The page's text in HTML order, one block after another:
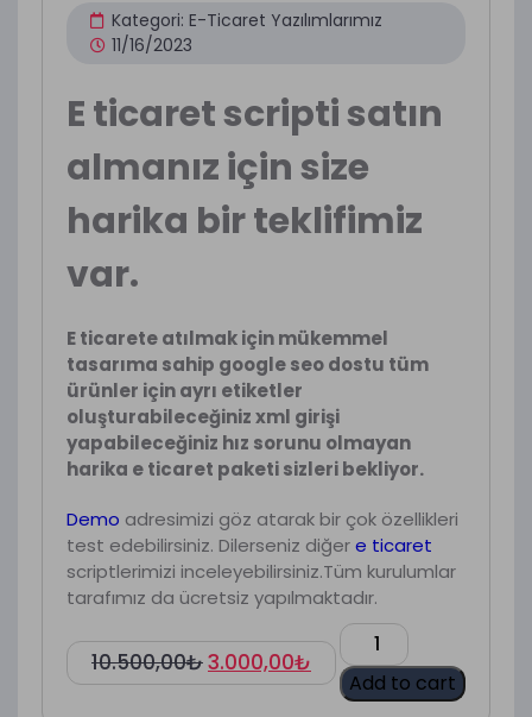
Kategori: E-Ticaret Yazılımlarımız
11/16/2023
E ticaret scripti satın
almanız için size
harika bir teklifimiz
var.
E ticarete atılmak için mükemmel
tasarıma sahip google seo dostu tüm
ürünler için ayrı etiketler
oluşturabileceğiniz xml girişi
yapabileceğiniz hız sorunu olmayan
harika e ticaret paketi sizleri bekliyor.
Demo adresimizi göz atarak bir çok özellikleri
test edebilirsiniz. Dilerseniz diğere ticaret
scriptlerimizi inceleyebilirsiniz.Tüm kurulumlar
tarafımız da ücretsiz yapılmaktadır.
10.500,00₺3.000,00₺
Add to cart